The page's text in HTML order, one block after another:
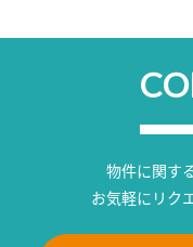
物件に関す
お気軽にリク